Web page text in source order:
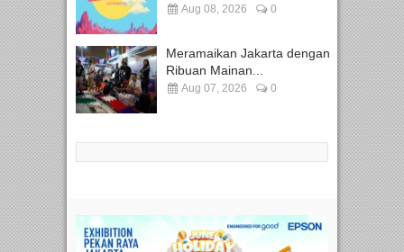
Aug 08, 2026 0
Meramaikan Jakarta dengan
Ribuan Mainan...
Aug 07, 2026 0